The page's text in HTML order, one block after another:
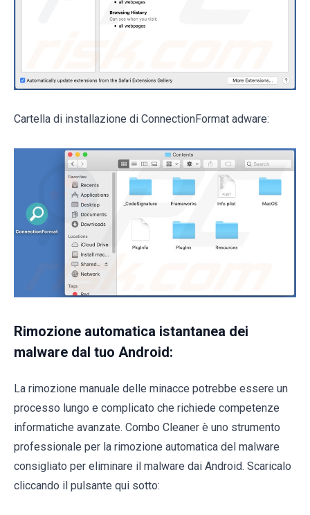
Cartella di installazione di ConnectionFormat adware:
Rimozione automatica istantanea dei
malware dal tuo Android:
La rimozione manuale delle minacce potrebbe essere un
processo lungo e complicato che richiede competenze
informatiche avanzate. Combo Cleaner è uno strumento
professionale per la rimozione automatica del malware
consigliato per eliminare il malware dai Android. Scaricalo
cliccando il pulsante qui sotto: